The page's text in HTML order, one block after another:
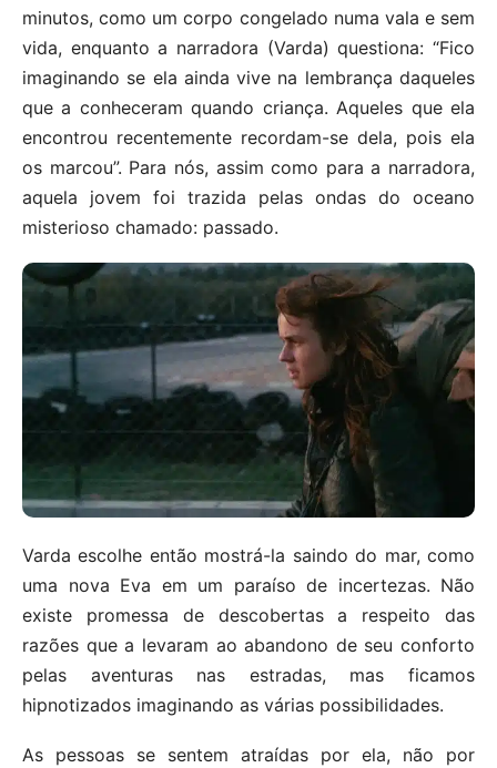
minutos, como um corpo congelado numa vala e sem
vida, enquanto a narradora (Varda) questiona: “Fico
imaginando se ela ainda vive na lembrança daqueles
que a conheceram quando criança. Aqueles que ela
encontrou recentemente recordam-se dela, pois ela
os marcou”. Para nós, assim como para a narradora,
aquela jovem foi trazida pelas ondas do oceano
misterioso chamado: passado.
Varda escolhe então mostrá-la saindo do mar, como
uma nova Eva em um paraíso de incertezas. Não
existe promessa de descobertas a respeito das
razões que a levaram ao abandono de seu conforto
pelas aventuras nas estradas, mas ficamos
hipnotizados imaginando as várias possibilidades.
As pessoas se sentem atraídas por ela, não por